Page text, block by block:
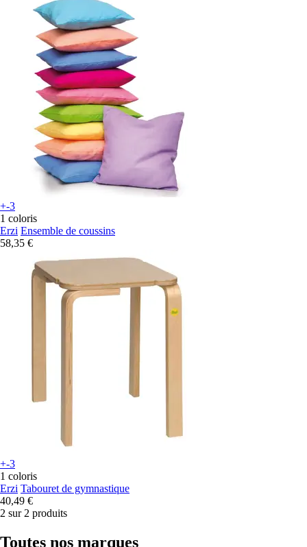
+-3
1 coloris
Erzi Ensemble de coussins
58,35 €
+-3
1 coloris
Erzi Tabouret de gymnastique
40,49 €
2 sur 2 produits
Toutes nos marques